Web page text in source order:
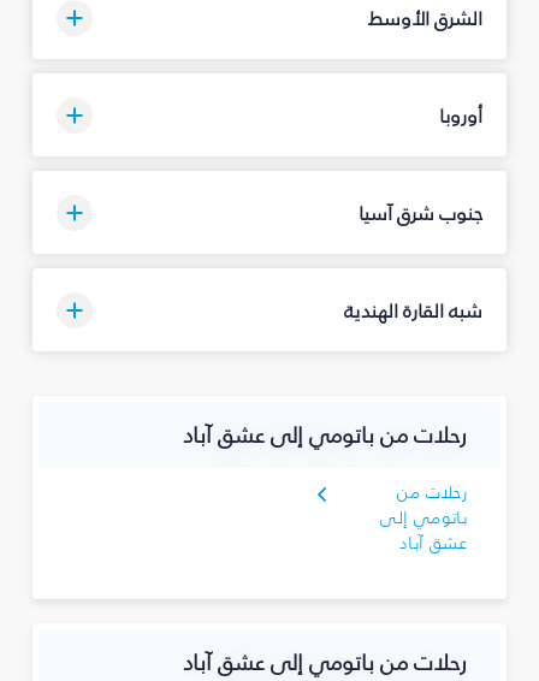
الشرق الأوسط
أوروبا
جنوب شرق آسيا
شبه القارة الهندية
رحلات من باتومي إلى عشق آباد
رحلات من
باتومي إلى
عشق آباد
رحلات من باتومي إلى عشق آباد